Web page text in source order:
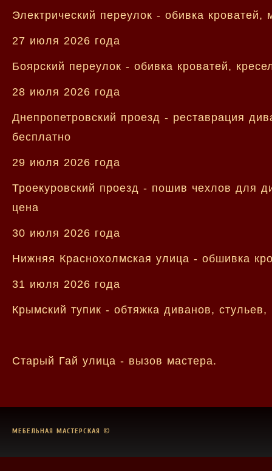
Электрический переулок - обивка
27 июля 2026 года
Боярский переулок - обивка кроватей,
28 июля 2026 года
Днепропетровский проезд - реставрация
бесплатно
29 июля 2026 года
Троекуровский проезд - пошив чехлов для
цена
30 июля 2026 года
Нижняя Краснохолмская улица - обшивка
31 июля 2026 года
Крымский тупик - обтяжка диванов,
Старый Гай улица - вызов мастера.
МЕБЕЛЬНАЯ МАСТЕРСКАЯ ©